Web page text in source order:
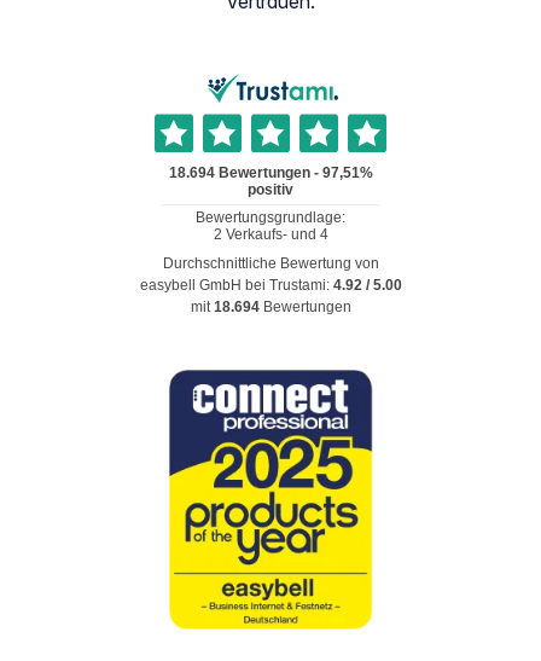
Durchschnittliche Bewertung von
easybell GmbH bei Trustami: 4.92/ 5.00
mit18.694 Bewertungen